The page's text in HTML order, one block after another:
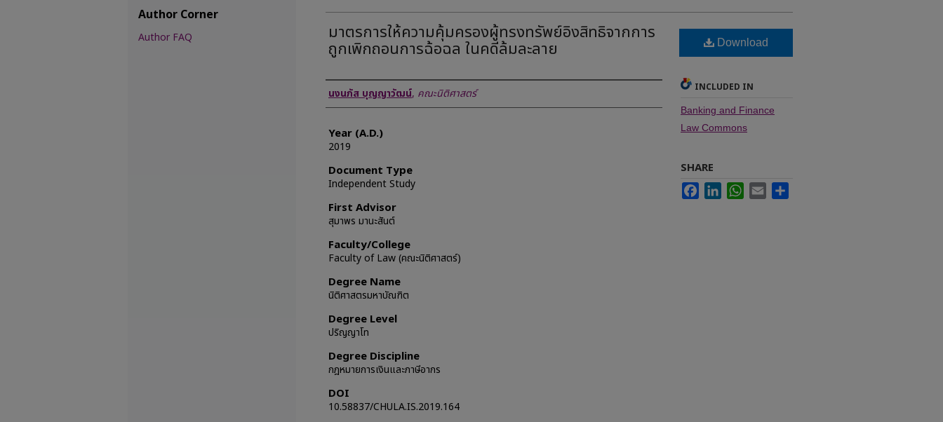
มาตรการให้ความคุ้มครองผู้ทรงทรัพย์อิงสิทธิจากการ
ถูกเพิกถอนการฉ้อฉล ในคดีล้มละลาย
Author
นงนภัส บุญญาวัฒน์, คณะนิติศาสตร์
Year (A.D.)
2019
Document Type
Independent Study
First Advisor
สุมาพร มานะสันต์
Faculty/College
Faculty of Law (คณะนิติศาสตร์)
Degree Name
นิติศาสตรมหาบัณฑิต
Degree Level
ปริญญาโท
Degree Discipline
กฎหมายการเงินและภาษีอากร
DOI
10.58837/CHULA.IS.2019.164
Download
INCLUDED IN
Banking and Finance
Law Commons
SHARE
FacebookLinkedInWhatsApp
Email
Author Corner
Author FAQ